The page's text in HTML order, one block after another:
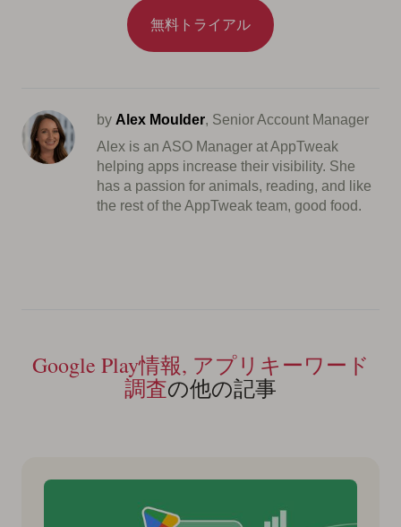
無料トライアル
by Alex Moulder, Senior Account Manager
Alex is an ASO Manager at AppTweak
helping apps increase their visibility. She
has a passion for animals, reading, and like
the rest of the AppTweak team, good food.
Google Play情報, アプリキーワード
調査の他の記事